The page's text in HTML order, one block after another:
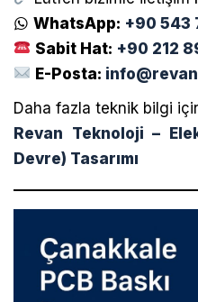
WhatsApp: +90 543
Sabit Hat: +90 212
E-Posta:
Daha fazla teknik bilgi
Revan Teknoloji –
Devre) Tasarımı